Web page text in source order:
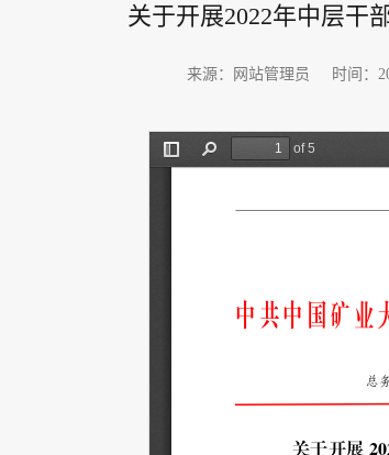
关于开展2022年中层干
来源：网站管理员 时间：